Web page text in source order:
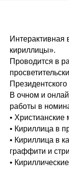
Интерактивная
кириллицы».
Проводится в
В очном и
работы в
•
• Кириллица в
• Кириллица в
граффити и
•